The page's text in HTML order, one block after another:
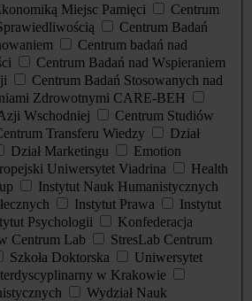
Miejsc Pamięci
Centrum
Centrum Badań
Centrum badań nad
Centrum Badań nad Wspieraniem
Centrum Badań Stosowanych nad
Zdrowotnymi CARE-BEH
Wschodniej
Centrum Studiów
Transferu Wiedzy
Dział
Dział Marketingu
Emotion
Uniwersytet Viadrina
Health
Instytut Nauk Humanistycznych
Instytut Prawa
Instytut
Psychologii
Konfederacja
Centrum Lab
StresLab Centrum
Szkoła Doktorska
Uniwersytet
w Krakowie
Wydział Nauk